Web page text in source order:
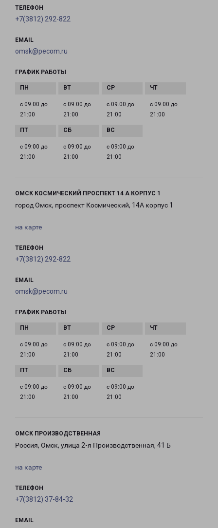
ТЕЛЕФОН
+7(3812) 292-822
EMAIL
omsk@pecom.ru
ГРАФИК РАБОТЫ
с 09:00 до
21:00
с 09:00 до
21:00
с 09:00 до
21:00
с 09:00 до
21:00
с 09:00 до
21:00
с 09:00 до
21:00
с 09:00 до
21:00
ОМСК КОСМИЧЕСКИЙ ПРОСПЕКТ 14 А КОРПУС 1
город Омск, проспект Космический, 14А корпус 1
на карте
ТЕЛЕФОН
+7(3812) 292-822
EMAIL
omsk@pecom.ru
ГРАФИК РАБОТЫ
с 09:00 до
21:00
с 09:00 до
21:00
с 09:00 до
21:00
с 09:00 до
21:00
с 09:00 до
21:00
с 09:00 до
21:00
с 09:00 до
21:00
ОМСК ПРОИЗВОДСТВЕННАЯ
Россия, Омск, улица 2-я Производственная, 41 Б
на карте
ТЕЛЕФОН
+7(3812) 37-84-32
EMAIL